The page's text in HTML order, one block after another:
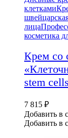
клетками
лица
косметика
Крем со
stem
7 815 ₽
Добавить в
Добавить в